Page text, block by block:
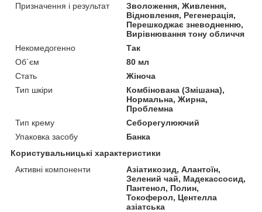
Призначення і результат
Зволоження, Живлення,
Відновлення, Регенерація,
Перешкоджає зневодненню,
Вирівнювання тону обличчя
Некомедогенно
Так
Об`єм
80 мл
Стать
Жіноча
Тип шкіри
Комбінована (Змішана),
Нормальна, Жирна,
Проблемна
Тип крему
Себорегулюючий
Упаковка засобу
Банка
Користувальницькі характеристики
Активні компоненти
Азіатикозид, Алантоїн,
Зелений чай, Мадекассосид,
Пантенол, Полин,
Токоферол, Центелла
азіатська